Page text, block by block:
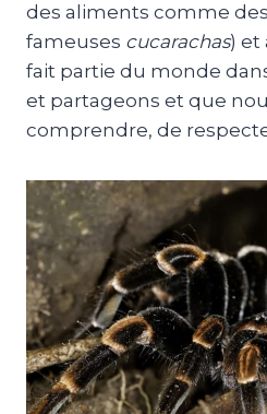
des aliments comme
fameuses cucarachas) et
fait partie du monde
et partageons et que
comprendre, de